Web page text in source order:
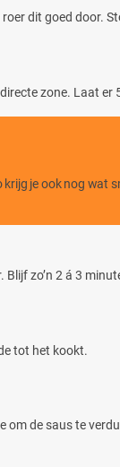
dit goed door.
zone. Laat
je ook nog wat
zo’n 2 á 3
tot het kookt.
om de saus te